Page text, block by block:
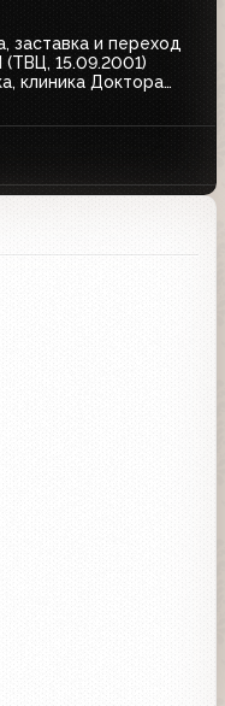
заставка и переход
15.09.2001)
клиника Доктора